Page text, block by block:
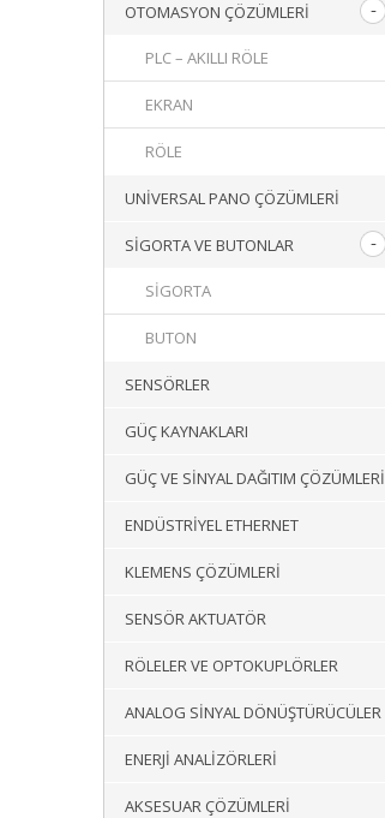
OTOMASYON ÇÖZÜMLERI
PLC – AKILLI RÖLE
EKRAN
RÖLE
UNIVERSAL PANO ÇÖZÜMLERI
SIGORTA VE BUTONLAR
SIGORTA
BUTON
SENSÖRLER
GÜÇ KAYNAKLARI
GÜÇ VE SINYAL DAĞITIM ÇÖZÜMLERI
ENDÜSTRIYEL ETHERNET
KLEMENS ÇÖZÜMLERI
SENSÖR AKTUATÖR
RÖLELER VE OPTOKUPLÖRLER
ANALOG SINYAL DÖNÜŞTÜRÜCÜLER
ENERJI ANALIZÖRLERI
AKSESUAR ÇÖZÜMLERI